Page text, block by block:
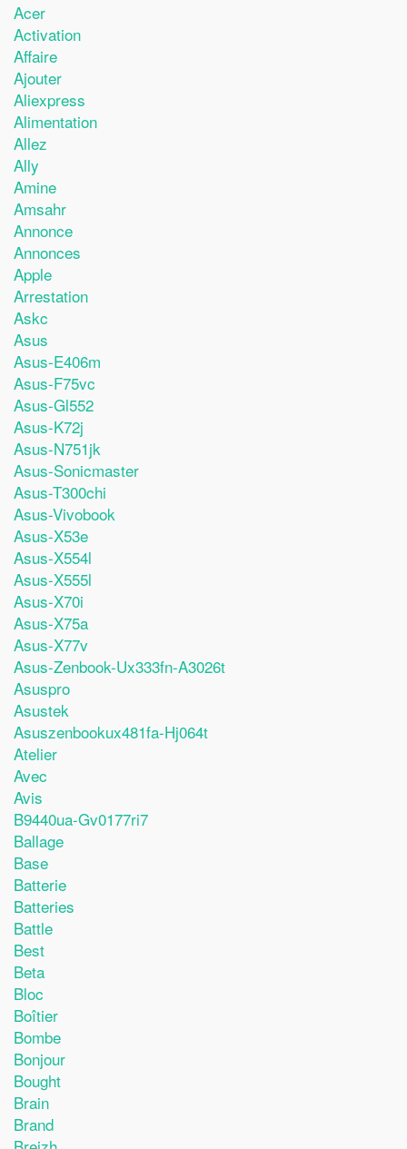
Acer
Activation
Affaire
Ajouter
Aliexpress
Alimentation
Allez
Ally
Amine
Amsahr
Annonce
Annonces
Apple
Arrestation
Askc
Asus
Asus-E406m
Asus-F75vc
Asus-Gl552
Asus-K72j
Asus-N751jk
Asus-Sonicmaster
Asus-T300chi
Asus-Vivobook
Asus-X53e
Asus-X554l
Asus-X555l
Asus-X70i
Asus-X75a
Asus-X77v
Asus-Zenbook-Ux333fn-A3026t
Asuspro
Asustek
Asuszenbookux481fa-Hj064t
Atelier
Avec
Avis
B9440ua-Gv0177ri7
Ballage
Base
Batterie
Batteries
Battle
Best
Beta
Bloc
Boîtier
Bombe
Bonjour
Bought
Brain
Brand